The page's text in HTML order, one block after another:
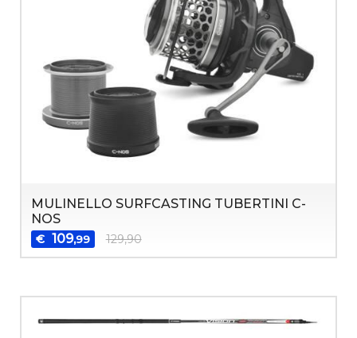
MULINELLO SURFCASTING TUBERTINI C-
NOS
€ 109,99 129,90